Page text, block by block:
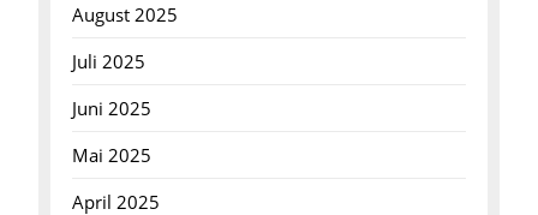
August 2025
Juli 2025
Juni 2025
Mai 2025
April 2025